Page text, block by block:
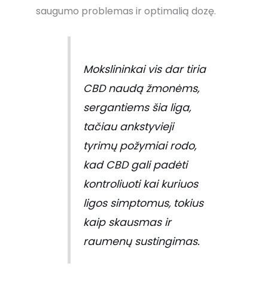
saugumo problemas ir optimalią dozę.
Mokslininkai vis dar tiria
CBD naudą žmonėms,
sergantiems šia liga,
tačiau ankstyvieji
tyrimų požymiai rodo,
kad CBD gali padėti
kontroliuoti kai kuriuos
ligos simptomus, tokius
kaip skausmas ir
raumenų sustingimas.